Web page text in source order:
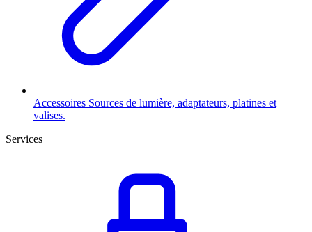
Accessoires Sources de lumière, adaptateurs, platines et
valises.
Services